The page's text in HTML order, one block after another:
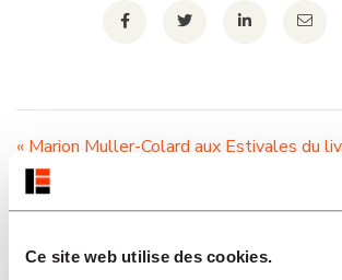
Ce site web utilise des cookies.
« Marion Muller-Colard aux Estivales du